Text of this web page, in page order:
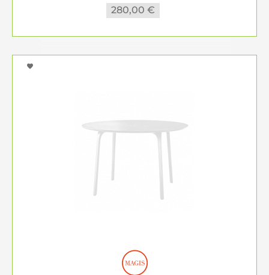
280,00 €